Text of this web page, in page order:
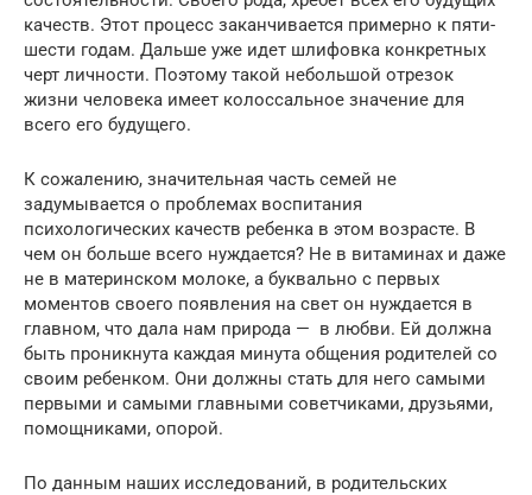
качеств. Этот процесс заканчивается примерно к пяти-
шести годам. Дальше уже идет шлифовка конкретных
черт личности. Поэтому такой небольшой отрезок
жизни человека имеет колоссальное значение для
всего его будущего.
К сожалению, значительная часть семей не
задумывается о проблемах воспитания
психологических качеств ребенка в этом возрасте. В
чем он больше всего нуждается? Не в витаминах и даже
не в материнском молоке, а буквально с первых
моментов своего появления на свет он нуждается в
главном, что дала нам природа — в любви. Ей должна
быть проникнута каждая минута общения родителей со
своим ребенком. Они должны стать для него самыми
первыми и самыми главными советчиками, друзьями,
помощниками, опорой.
По данным наших исследований, в родительских